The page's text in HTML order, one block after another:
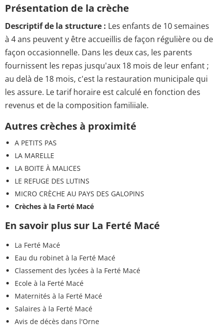
Présentation de la crèche
Descriptif de la structure : Les enfants de 10 semaines
à 4 ans peuvent y être accueillis de façon régulière ou de
façon occasionnelle. Dans les deux cas, les parents
fournissent les repas jusqu'aux 18 mois de leur enfant ;
au delà de 18 mois, c'est la restauration municipale qui
les assure. Le tarif horaire est calculé en fonction des
revenus et de la composition familiiale.
Autres crèches à proximité
A PETITS PAS
LA MARELLE
LA BOITE À MALICES
LE REFUGE DES LUTINS
MICRO CRÈCHE AU PAYS DES GALOPINS
Crèches à la Ferté Macé
En savoir plus sur La Ferté Macé
La Ferté Macé
Eau du robinet à la Ferté Macé
Classement des lycées à la Ferté Macé
Ecole à la Ferté Macé
Maternités à la Ferté Macé
Salaires à la Ferté Macé
Avis de décès dans l'Orne